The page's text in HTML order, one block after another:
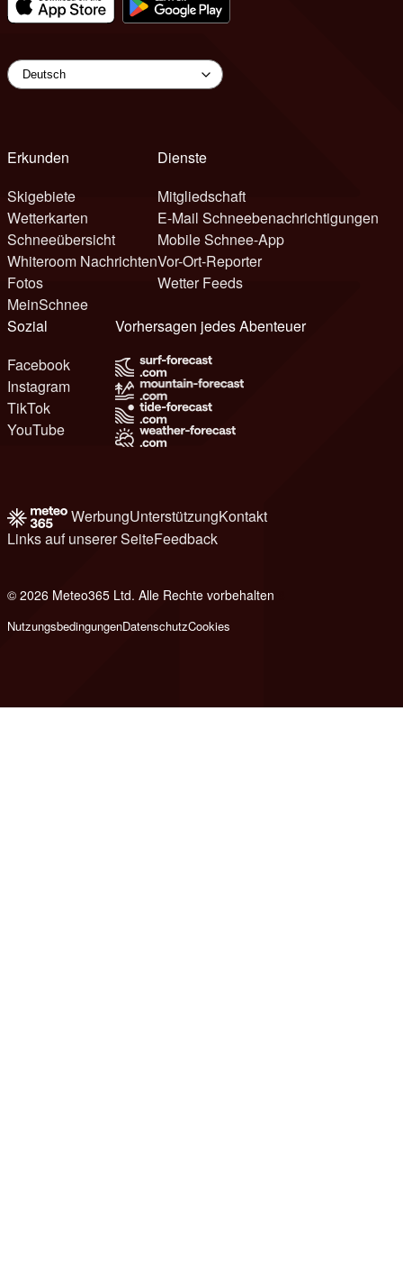
Erkunden
Skigebiete
Wetterkarten
Schneeübersicht
Whiteroom Nachrichten
Fotos
MeinSchnee
Dienste
Mitgliedschaft
E-Mail Schneebenachrichtigungen
Mobile Schnee-App
Vor-Ort-Reporter
Wetter Feeds
Sozial
Facebook
Instagram
TikTok
YouTube
Vorhersagen jedes Abenteuer
WerbungUnterstützungKontakt
Links auf unserer SeiteFeedback
© 2026 Meteo365 Ltd. Alle Rechte vorbehalten
NutzungsbedingungenDatenschutzCookies